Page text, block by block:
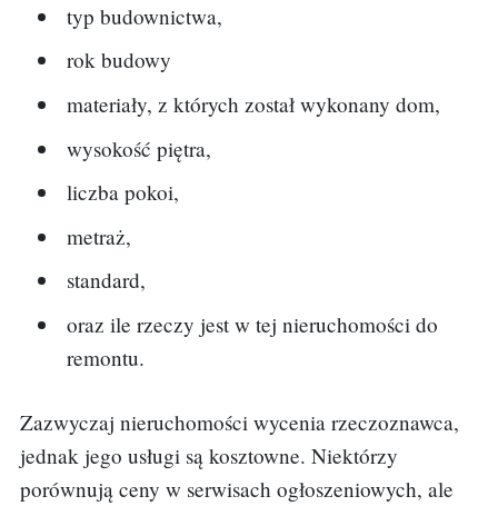
typ budownictwa,
rok budowy
materiały, z których został wykonany dom,
wysokość piętra,
liczba pokoi,
metraż,
standard,
oraz ile rzeczy jest w tej nieruchomości do
remontu.
Zazwyczaj nieruchomości wycenia rzeczoznawca,
jednak jego usługi są kosztowne. Niektórzy
porównują ceny w serwisach ogłoszeniowych, ale